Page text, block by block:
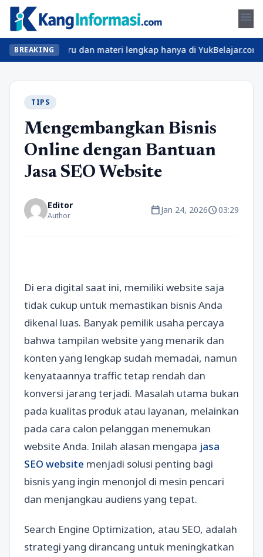
menu
BREAKING
seru dan materi lengkap hanya di YukBelajar.com.
TIPS
Mengembangkan Bisnis
Online dengan Bantuan
Jasa SEO Website
Editor
Author calendar_todayJan 24, 2026schedule03:29
Di era digital saat ini, memiliki website saja
tidak cukup untuk memastikan bisnis Anda
dikenal luas. Banyak pemilik usaha percaya
bahwa tampilan website yang menarik dan
konten yang lengkap sudah memadai, namun
kenyataannya traffic tetap rendah dan
konversi jarang terjadi. Masalah utama bukan
pada kualitas produk atau layanan, melainkan
pada cara calon pelanggan menemukan
website Anda. Inilah alasan mengapa jasa
SEO website menjadi solusi penting bagi
bisnis yang ingin menonjol di mesin pencari
dan menjangkau audiens yang tepat.
Search Engine Optimization, atau SEO, adalah
strategi yang dirancang untuk meningkatkan